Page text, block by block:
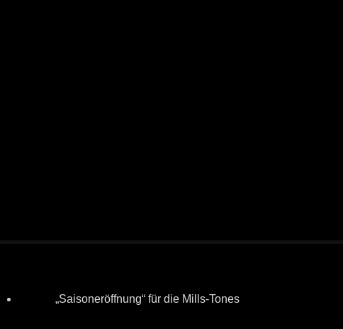
„Saisoneröffnung“ für die Mills-Tones